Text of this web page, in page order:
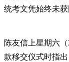
统考文凭始终未获
陈友信上星期六
款移交仪式时指